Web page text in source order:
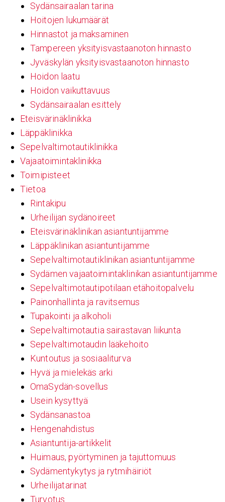
Sydänsairaalan tarina
Hoitojen lukumäärät
Hinnastot ja maksaminen
Tampereen yksityisvastaanoton hinnasto
Jyväskylän yksityisvastaanoton hinnasto
Hoidon laatu
Hoidon vaikuttavuus
Sydänsairaalan esittely
Eteisvärinäklinikka
Läppäklinikka
Sepelvaltimotautiklinikka
Vajaatoimintaklinikka
Toimipisteet
Tietoa
Rintakipu
Urheilijan sydänoireet
Eteisvärinäklinikan asiantuntijamme
Läppäklinikan asiantuntijamme
Sepelvaltimotautiklinikan asiantuntijamme
Sydämen vajaatoimintaklinikan asiantuntijamme
Sepelvaltimotautipotilaan etähoitopalvelu
Painonhallinta ja ravitsemus
Tupakointi ja alkoholi
Sepelvaltimotautia sairastavan liikunta
Sepelvaltimotaudin lääkehoito
Kuntoutus ja sosiaaliturva
Hyvä ja mielekäs arki
OmaSydän-sovellus
Usein kysyttyä
Sydänsanastoa
Hengenahdistus
Asiantuntija-artikkelit
Huimaus, pyörtyminen ja tajuttomuus
Sydämentykytys ja rytmihäiriöt
Urheilijatarinat
Turvotus